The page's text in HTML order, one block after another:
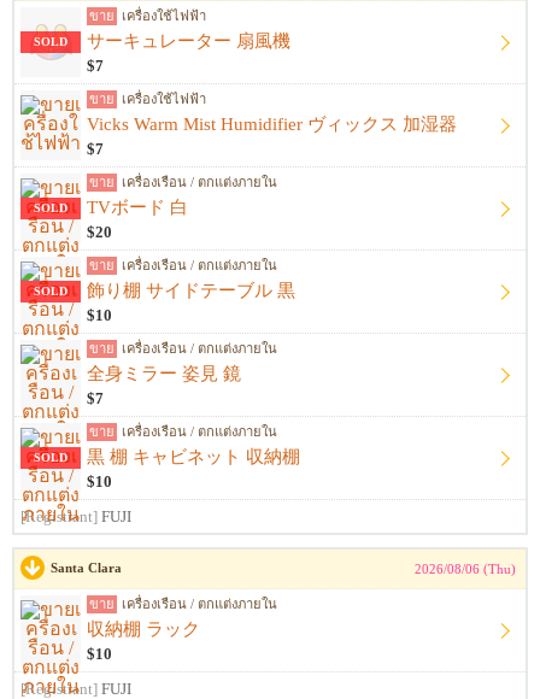
SOLD
ขาย เครื่องใช้ไฟฟ้า
サーキュレーター 扇風機
$7
ขาย เครื่องใช้ไฟฟ้า
Vicks Warm Mist Humidifier ヴィックス 加湿器
$7
SOLD
ขาย เครื่องเรือน / ตกแต่งภายใน
TVボード 白
$20
SOLD
ขาย เครื่องเรือน / ตกแต่งภายใน
飾り棚 サイドテーブル 黒
$10
ขาย เครื่องเรือน / ตกแต่งภายใน
全身ミラー 姿見 鏡
$7
SOLD
ขาย เครื่องเรือน / ตกแต่งภายใน
黒 棚 キャビネット 収納棚
$10
[Registrant] FUJI
Santa Clara 2026/08/06 (Thu)
ขาย เครื่องเรือน / ตกแต่งภายใน
収納棚 ラック
$10
[Registrant] FUJI